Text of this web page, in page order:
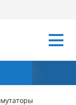
HRКонтакты